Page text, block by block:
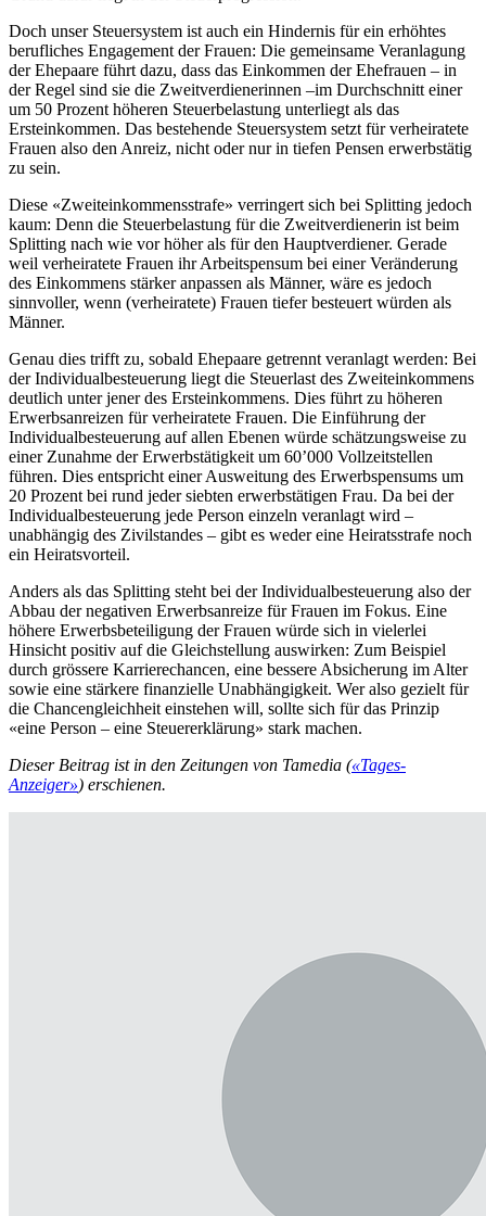
Doch unser Steuersystem ist auch ein Hindernis für ein erhöhtes
berufliches Engagement der Frauen: Die gemeinsame Veranlagung
der Ehepaare führt dazu, dass das Einkommen der Ehefrauen – in
der Regel sind sie die Zweitverdienerinnen –im Durchschnitt einer
um 50 Prozent höheren Steuerbelastung unterliegt als das
Ersteinkommen. Das bestehende Steuersystem setzt für verheiratete
Frauen also den Anreiz, nicht oder nur in tiefen Pensen erwerbstätig
zu sein.
Diese «Zweiteinkommensstrafe» verringert sich bei Splitting jedoch
kaum: Denn die Steuerbelastung für die Zweitverdienerin ist beim
Splitting nach wie vor höher als für den Hauptverdiener. Gerade
weil verheiratete Frauen ihr Arbeitspensum bei einer Veränderung
des Einkommens stärker anpassen als Männer, wäre es jedoch
sinnvoller, wenn (verheiratete) Frauen tiefer besteuert würden als
Männer.
Genau dies trifft zu, sobald Ehepaare getrennt veranlagt werden: Bei
der Individualbesteuerung liegt die Steuerlast des Zweiteinkommens
deutlich unter jener des Ersteinkommens. Dies führt zu höheren
Erwerbsanreizen für verheiratete Frauen. Die Einführung der
Individualbesteuerung auf allen Ebenen würde schätzungsweise zu
einer Zunahme der Erwerbstätigkeit um 60’000 Vollzeitstellen
führen. Dies entspricht einer Ausweitung des Erwerbspensums um
20 Prozent bei rund jeder siebten erwerbstätigen Frau. Da bei der
Individualbesteuerung jede Person einzeln veranlagt wird –
unabhängig des Zivilstandes – gibt es weder eine Heiratsstrafe noch
ein Heiratsvorteil.
Anders als das Splitting steht bei der Individualbesteuerung also der
Abbau der negativen Erwerbsanreize für Frauen im Fokus. Eine
höhere Erwerbsbeteiligung der Frauen würde sich in vielerlei
Hinsicht positiv auf die Gleichstellung auswirken: Zum Beispiel
durch grössere Karrierechancen, eine bessere Absicherung im Alter
sowie eine stärkere finanzielle Unabhängigkeit. Wer also gezielt für
die Chancengleichheit einstehen will, sollte sich für das Prinzip
«eine Person – eine Steuererklärung» stark machen.
Dieser Beitrag ist in den Zeitungen von Tamedia («Tages-
Anzeiger») erschienen.